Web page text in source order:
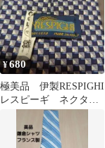
¥680
極美品 伊製RESPIGHI
レスピーギ ネクタ
イ ネイビー系 大剣
先幅9.4